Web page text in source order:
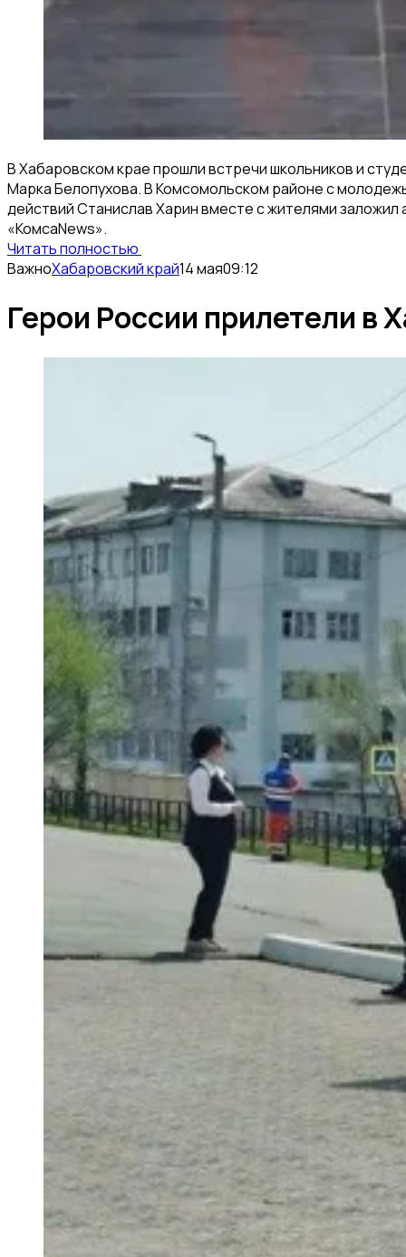
В Хабаровском крае прошли встречи школьников и
Марка Белопухова. В Комсомольском районе с
действий Станислав Харин вместе с жителями
«КомсаNews».
Читать полностью
ВажноХабаровский край14 мая09:12
Герои России прилетели в